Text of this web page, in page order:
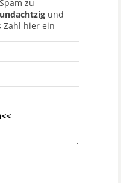
zu
und
Zahl hier ein